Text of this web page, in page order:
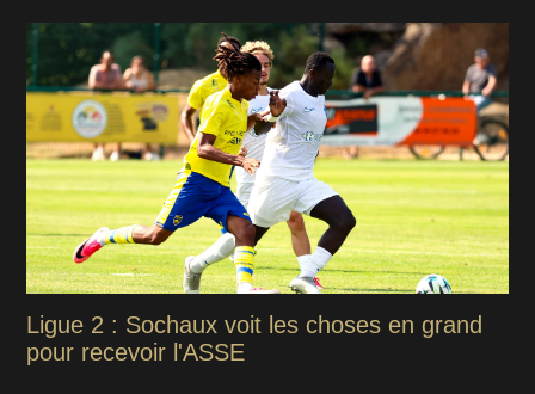
Ligue 2 : Sochaux voit les choses en grand
pour recevoir l'ASSE